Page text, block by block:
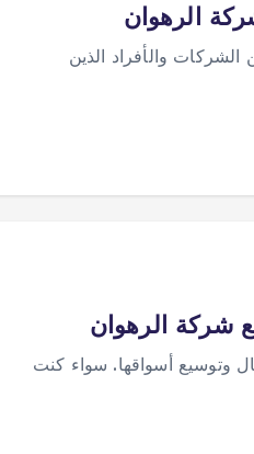
الرهوان
والأفراد الذين
شركة الرهوان
وتوسيع أسواقها. سواء كنت